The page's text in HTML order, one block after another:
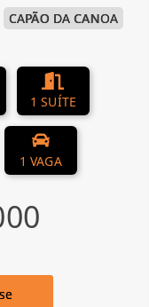
CAPÃO DA CANOA
1 SUÍTE
1 VAGA